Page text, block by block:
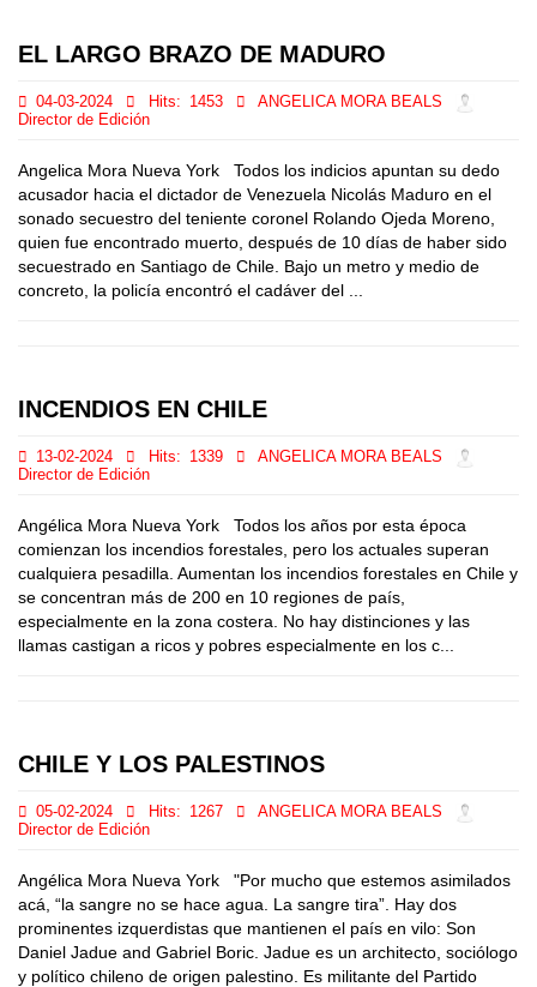
EL LARGO BRAZO DE MADURO
04-03-2024 Hits: 1453
ANGELICA MORA BEALS
Director de Edición
Angelica Mora Nueva York Todos los indicios apuntan su dedo
acusador hacia el dictador de Venezuela Nicolás Maduro en el
sonado secuestro del teniente coronel Rolando Ojeda Moreno,
quien fue encontrado muerto, después de 10 días de haber sido
secuestrado en Santiago de Chile. Bajo un metro y medio de
concreto, la policía encontró el cadáver del ...
INCENDIOS EN CHILE
13-02-2024 Hits: 1339
ANGELICA MORA BEALS
Director de Edición
Angélica Mora Nueva York Todos los años por esta época
comienzan los incendios forestales, pero los actuales superan
cualquiera pesadilla. Aumentan los incendios forestales en Chile y
se concentran más de 200 en 10 regiones de país,
especialmente en la zona costera. No hay distinciones y las
llamas castigan a ricos y pobres especialmente en los c...
CHILE Y LOS PALESTINOS
05-02-2024 Hits: 1267
ANGELICA MORA BEALS
Director de Edición
Angélica Mora Nueva York "Por mucho que estemos asimilados
acá, “la sangre no se hace agua. La sangre tira”. Hay dos
prominentes izquerdistas que mantienen el país en vilo: Son
Daniel Jadue and Gabriel Boric. Jadue es un architecto, sociólogo
y político chileno de origen palestino. Es militante del Partido